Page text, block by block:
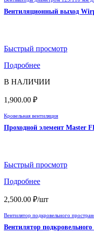
Вентиляционный выход
Быстрый просмотр
Подробнее
В НАЛИЧИИ
1,900.00 ₽
Кровельная вентиляция
Проходной элемент Master
Быстрый просмотр
Подробнее
2,500.00 ₽/шт
Вентилятор подкровельного
Вентилятор